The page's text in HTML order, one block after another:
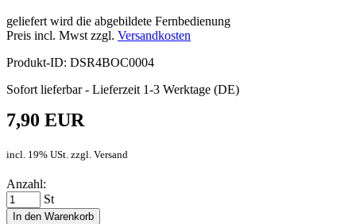
geliefert wird die abgebildete Fernbedienung
Preis incl. Mwst zzgl. Versandkosten
Produkt-ID: DSR4BOC0004
Sofort lieferbar - Lieferzeit 1-3 Werktage (DE)
7,90 EUR
incl. 19% USt. zzgl. Versand
Anzahl:
St
In den Warenkorb